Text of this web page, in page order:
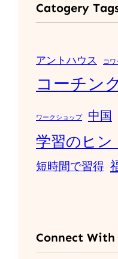
Catogery
アントハウス コワ
コーチン
ワークショップ 中国
学習のヒン
短時間で習得
Connect With